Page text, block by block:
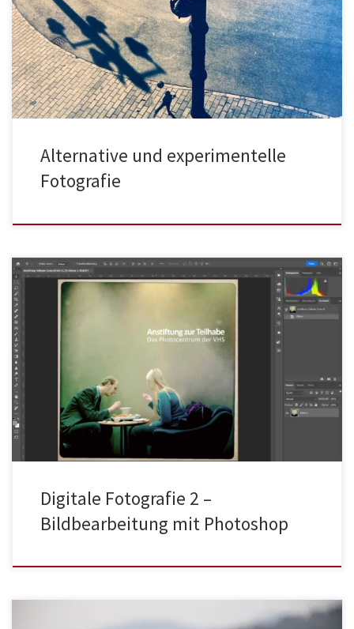
Alternative und experimentelle
Fotografie
Digitale Fotografie 2 –
Bildbearbeitung mit Photoshop